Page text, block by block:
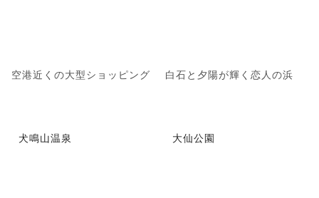
空港近くの大型ショッピング 白石と夕陽が輝く恋人の浜
犬鳴山温泉 大仙公園